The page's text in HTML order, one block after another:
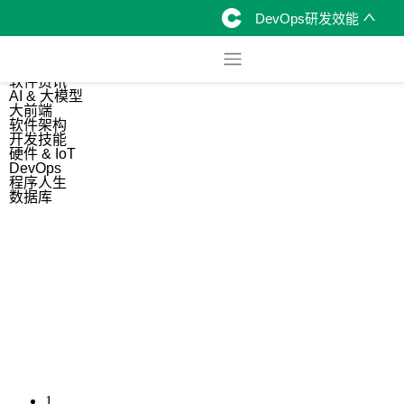
DevOps研发效能
软件资讯
AI & 大模型
大前端
软件架构
开发技能
硬件 & IoT
DevOps
程序人生
数据库
1